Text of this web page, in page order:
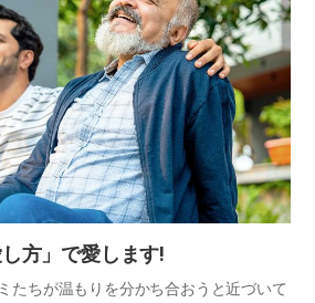
方」で愛します!
たちが温もりを分かち合おうと近づいて